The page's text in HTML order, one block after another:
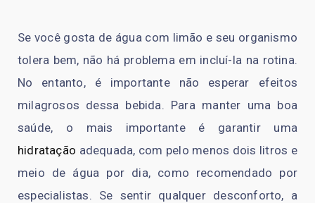
Se você gosta de água com limão e seu organismo
tolera bem, não há problema em incluí-la na rotina.
No entanto, é importante não esperar efeitos
milagrosos dessa bebida. Para manter uma boa
saúde, o mais importante é garantir uma
hidratação adequada, com pelo menos dois litros e
meio de água por dia, como recomendado por
especialistas. Se sentir qualquer desconforto, a